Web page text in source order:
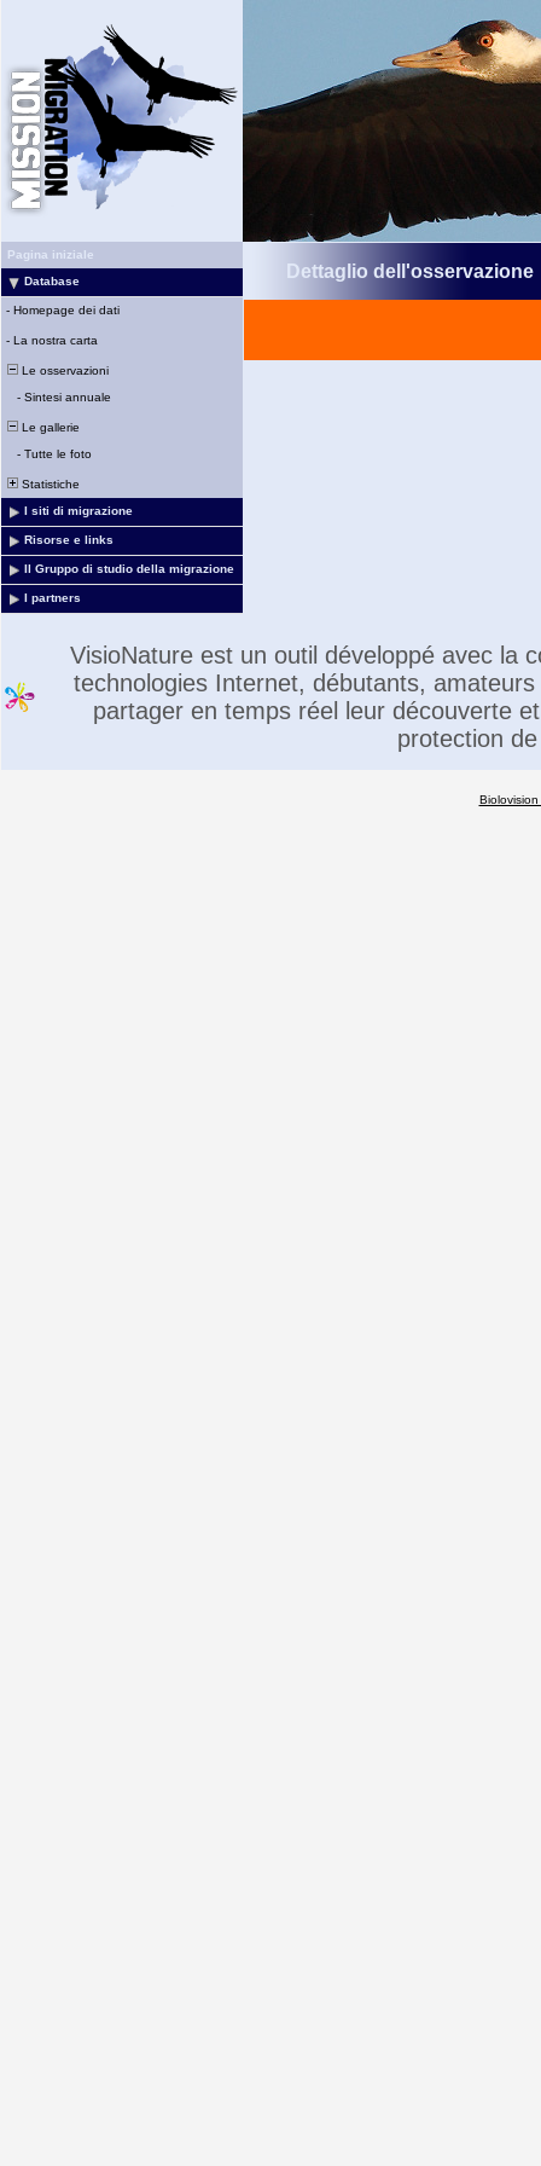
Pagina iniziale
Database
- Homepage dei dati
- La nostra carta
Le osservazioni
- Sintesi annuale
Le gallerie
- Tutte le foto
Statistiche
I siti di migrazione
Risorse e links
Il Gruppo di studio della migrazione
I partners
Dettaglio dell'osservazione
VisioNature est un outil développé avec la
technologies Internet, débutants,
partager en temps réel leur découverte
protection
Biolovision